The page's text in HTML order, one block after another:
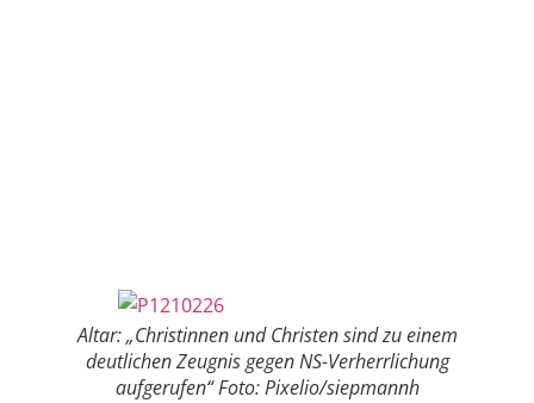
Altar: „Christinnen und Christen sind zu einem
deutlichen Zeugnis gegen NS-Verherrlichung
aufgerufen“ Foto: Pixelio/siepmannh